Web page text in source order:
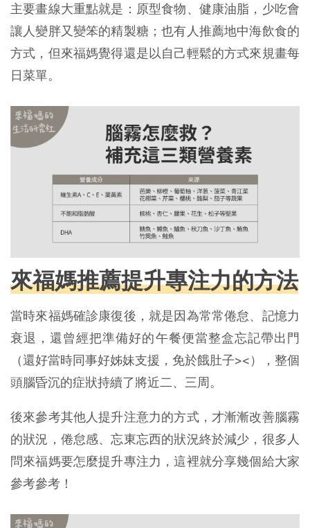
主要畫線大重點就是：原型食物、健康油脂，少吃會
讓人變胖又變笨的精製糖；也有人推薦地中海飲食的
方式，但來福媽覺得還是以自己輕鬆的方式來規畫每
日菜單。
來福媽推薦提升專注力的方法
當時來福媽確診康復後，就是因為常常倦怠、記憶力
衰退，還曾經把準備好的午餐便當整盒忘記帶出門
（還好當時同事好姊妹支援，免於餓肚子><），整個
頭腦昏沉的症狀持續了將近二、三周。
後來參考其他人提升注意力的方式，才漸漸改善腦霧
的狀況，倦怠感、忘東忘西的狀況終於減少，很多人
問來福媽要怎麼提升專注力，這裡就分享幾個給大家
參考參考！